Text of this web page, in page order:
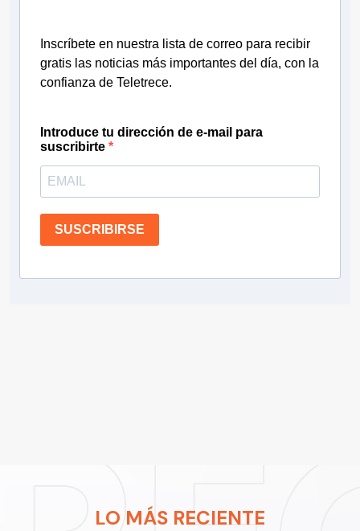
Inscríbete en nuestra lista de correo para recibir
gratis las noticias más importantes del día, con la
confianza de Teletrece.
Introduce tu dirección de e-mail para
suscribirte
SUSCRIBIRSE
LO MÁS RECIENTE